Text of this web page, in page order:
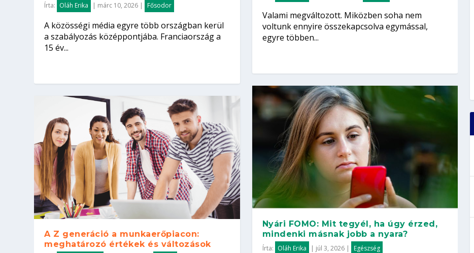
Írta: Oláh Erika | márc 10, 2026 | Fősodor
A közösségi média egyre több országban kerül
a szabályozás középpontjába. Franciaország a
15 év...
A Z generáció a munkaerőpiacon:
meghatározó értékek és változások
Valami megváltozott. Miközben soha nem
voltunk ennyire összekapcsolva egymással,
egyre többen...
Nyári FOMO: Mit tegyél, ha úgy érzed,
mindenki másnak jobb a nyara?
Írta: Oláh Erika | júl 3, 2026| Egészség